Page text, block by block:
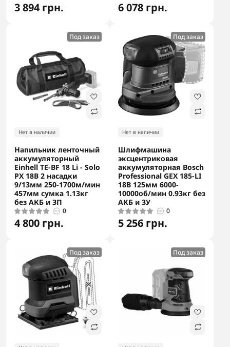
3 894 грн. 6 078 грн.
Под заказ
Нет в наличии
Напильник ленточный
аккумуляторный
Einhell TE-BF 18 Li - Solo
PX 18В 2 насадки
9/13мм 250-1700м/мин
457мм сумка 1.13кг
без АКБ и ЗП
0
4 800 грн.
Под заказ
Нет в наличии
Шлифмашина
эксцентриковая
аккумуляторная Bosch
Professional GEX 185-LI
18В 125мм 6000-
10000об/мин 0.93кг без
АКБ и ЗУ
0
5 256 грн.
Под заказ Под заказ